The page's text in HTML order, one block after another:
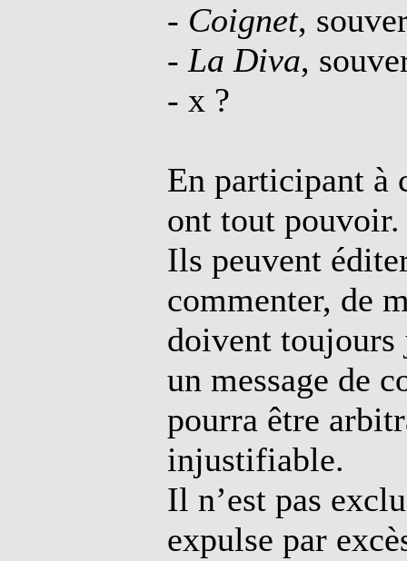
- Coignet,
- La Diva,
- x ?
En participant à
ont tout pouvoir.
Ils peuvent
commenter, de
doivent
un message de
pourra être
injustifiable.
Il n’est pas
expulse par